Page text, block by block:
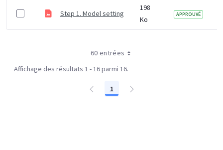
Step 1. Model settings
198
Ko
APPROUVÉ
60 entrées
Affichage des résultats 1 - 16 parmi 16.
Page
1